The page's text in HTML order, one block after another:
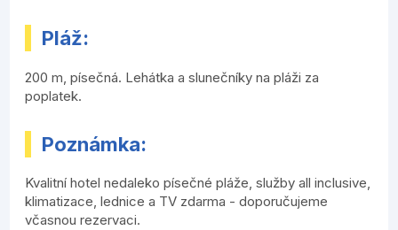
Pláž:
200 m, písečná. Lehátka a slunečníky na pláži za
poplatek.
Poznámka:
Kvalitní hotel nedaleko písečné pláže, služby all inclusive,
klimatizace, lednice a TV zdarma - doporučujeme
včasnou rezervaci.